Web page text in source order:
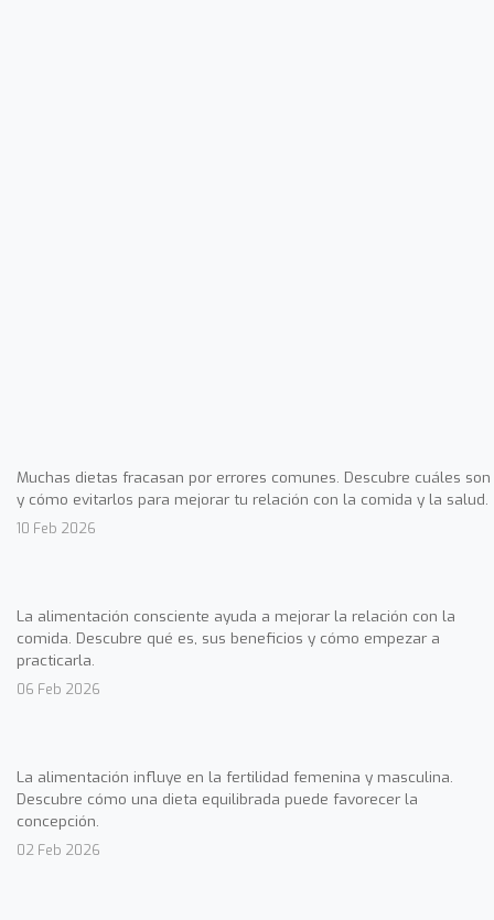
Muchas dietas fracasan por errores comunes. Descubre cuáles son
y cómo evitarlos para mejorar tu relación con la comida y la salud.
10 Feb 2026
La alimentación consciente ayuda a mejorar la relación con la
comida. Descubre qué es, sus beneficios y cómo empezar a
practicarla.
06 Feb 2026
La alimentación influye en la fertilidad femenina y masculina.
Descubre cómo una dieta equilibrada puede favorecer la
concepción.
02 Feb 2026